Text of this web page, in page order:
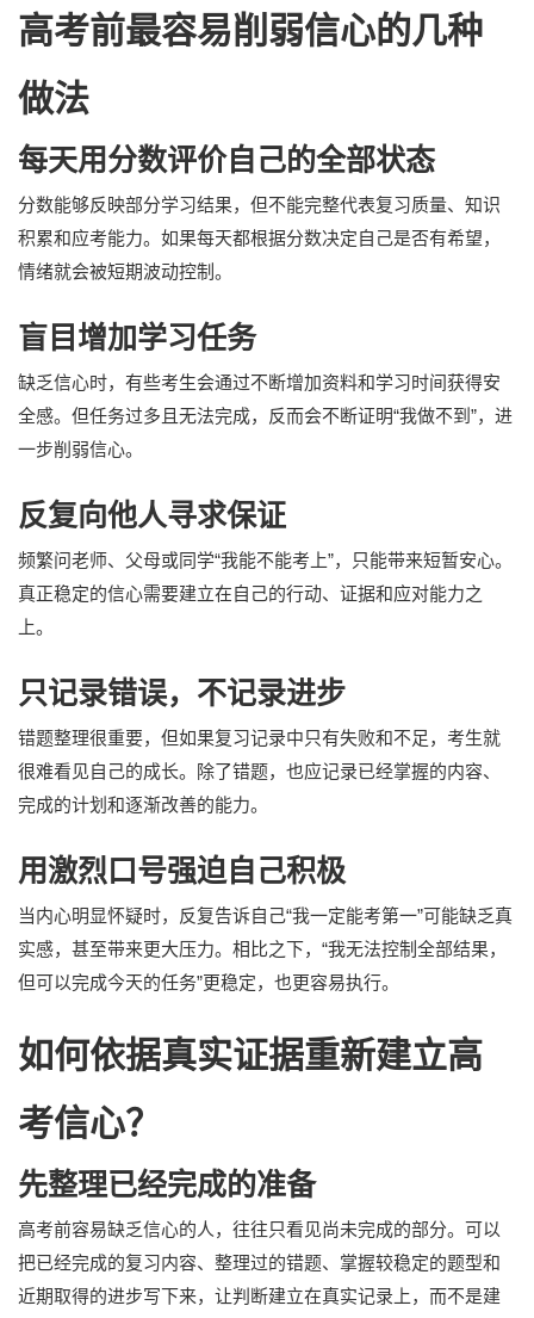
高考前最容易削弱信心的几种
做法
每天用分数评价自己的全部状态
分数能够反映部分学习结果，但不能完整代表复习质量、知识
积累和应考能力。如果每天都根据分数决定自己是否有希望，
情绪就会被短期波动控制。
盲目增加学习任务
缺乏信心时，有些考生会通过不断增加资料和学习时间获得安
全感。但任务过多且无法完成，反而会不断证明“我做不到”，进
一步削弱信心。
反复向他人寻求保证
频繁问老师、父母或同学“我能不能考上”，只能带来短暂安心。
真正稳定的信心需要建立在自己的行动、证据和应对能力之
上。
只记录错误，不记录进步
错题整理很重要，但如果复习记录中只有失败和不足，考生就
很难看见自己的成长。除了错题，也应记录已经掌握的内容、
完成的计划和逐渐改善的能力。
用激烈口号强迫自己积极
当内心明显怀疑时，反复告诉自己“我一定能考第一”可能缺乏真
实感，甚至带来更大压力。相比之下，“我无法控制全部结果，
但可以完成今天的任务”更稳定，也更容易执行。
如何依据真实证据重新建立高
考信心？
先整理已经完成的准备
高考前容易缺乏信心的人，往往只看见尚未完成的部分。可以
把已经完成的复习内容、整理过的错题、掌握较稳定的题型和
近期取得的进步写下来，让判断建立在真实记录上，而不是建